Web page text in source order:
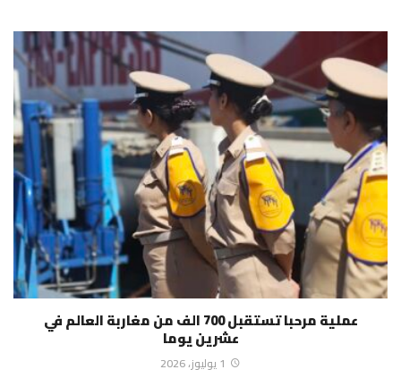
عملية مرحبا تستقبل 700 الف من مغاربة العالم في
عشرين يوما
1 يوليوز، 2026